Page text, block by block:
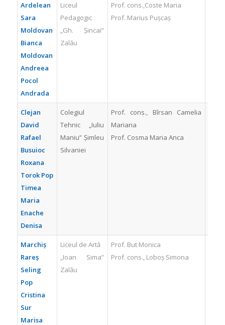
Ardelean
Sara
Moldovan
Bianca
Moldovan
Andreea
Pocol
Andrada
Liceul
Pedagogic
„Gh. Șincai”
Zalău
Prof. cons.,Coste Maria
Prof. Marius Pușcaș
Clejan
David
Rafael
Busuioc
Roxana
Torok Pop
Timea
Maria
Enache
Denisa
Colegiul
Tehnic „Iuliu
Maniu” Șimleu
Silvaniei
Prof. cons., Bîrsan Camelia
Mariana
Prof. Cosma Maria Anca
Marchiş
Rareş
Seling
Pop
Cristina
Sur
Marisa
Liceul de Artă
„Ioan Sima”
Zalău
Prof. But Monica
Prof. cons., Loboş Simona